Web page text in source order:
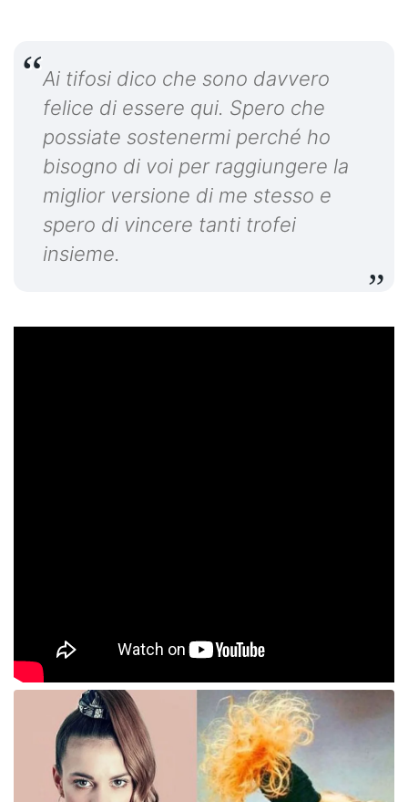
Ai tifosi dico che sono davvero
felice di essere qui. Spero che
possiate sostenermi perché ho
bisogno di voi per raggiungere la
miglior versione di me stesso e
spero di vincere tanti trofei
insieme.